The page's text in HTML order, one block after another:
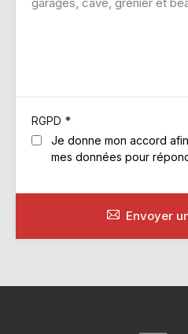
RGPD *
Je donne mon accord
mes données pour
Envoyer